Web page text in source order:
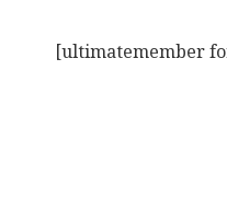
[ultimatemember